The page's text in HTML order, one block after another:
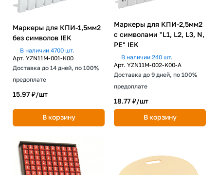
Маркеры для КПИ-1,5мм2
без символов IEK
В наличии 4700 шт.
Арт. YZN11M-001-K00
Доставка до 14 дней, по 100%
предоплате
15.97 ₽/шт
В корзину
Маркеры для КПИ-2,5мм2
с символами "L1, L2, L3, N,
PE" IEK
В наличии 240 шт.
Арт. YZN11M-002-K00-A
Доставка до 9 дней, по 100%
предоплате
18.77 ₽/шт
В корзину